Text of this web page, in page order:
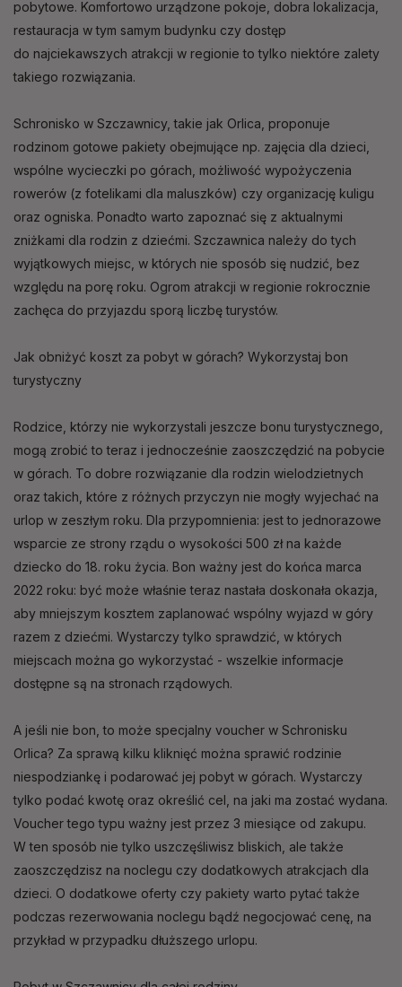
pobytowe. Komfortowo urządzone pokoje, dobra lokalizacja,
restauracja w tym samym budynku czy dostęp
do najciekawszych atrakcji w regionie to tylko niektóre zalety
takiego rozwiązania.
Schronisko w Szczawnicy, takie jak Orlica, proponuje
rodzinom gotowe pakiety obejmujące np. zajęcia dla dzieci,
wspólne wycieczki po górach, możliwość wypożyczenia
rowerów (z fotelikami dla maluszków) czy organizację kuligu
oraz ogniska. Ponadto warto zapoznać się z aktualnymi
zniżkami dla rodzin z dziećmi. Szczawnica należy do tych
wyjątkowych miejsc, w których nie sposób się nudzić, bez
względu na porę roku. Ogrom atrakcji w regionie rokrocznie
zachęca do przyjazdu sporą liczbę turystów.
Jak obniżyć koszt za pobyt w górach? Wykorzystaj bon
turystyczny
Rodzice, którzy nie wykorzystali jeszcze bonu turystycznego,
mogą zrobić to teraz i jednocześnie zaoszczędzić na pobycie
w górach. To dobre rozwiązanie dla rodzin wielodzietnych
oraz takich, które z różnych przyczyn nie mogły wyjechać na
urlop w zeszłym roku. Dla przypomnienia: jest to jednorazowe
wsparcie ze strony rządu o wysokości 500 zł na każde
dziecko do 18. roku życia. Bon ważny jest do końca marca
2022 roku: być może właśnie teraz nastała doskonała okazja,
aby mniejszym kosztem zaplanować wspólny wyjazd w góry
razem z dziećmi. Wystarczy tylko sprawdzić, w których
miejscach można go wykorzystać - wszelkie informacje
dostępne są na stronach rządowych.
A jeśli nie bon, to może specjalny voucher w Schronisku
Orlica? Za sprawą kilku kliknięć można sprawić rodzinie
niespodziankę i podarować jej pobyt w górach. Wystarczy
tylko podać kwotę oraz określić cel, na jaki ma zostać wydana.
Voucher tego typu ważny jest przez 3 miesiące od zakupu.
W ten sposób nie tylko uszczęśliwisz bliskich, ale także
zaoszczędzisz na noclegu czy dodatkowych atrakcjach dla
dzieci. O dodatkowe oferty czy pakiety warto pytać także
podczas rezerwowania noclegu bądź negocjować cenę, na
przykład w przypadku dłuższego urlopu.